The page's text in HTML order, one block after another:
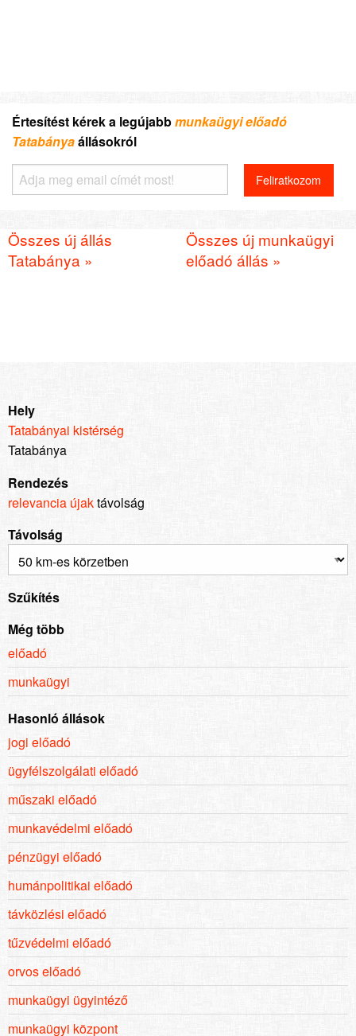
Értesítést kérek a legújabbmunkaügyi előadó
Tatabányaállásokról
Összes új állás
Tatabánya »
Összes új munkaügyi
előadó állás »
Hely
Tatabányai kistérség
Tatabánya
Rendezés
relevancia újaktávolság
Távolság
Szűkítés
Még több
előadó
munkaügyi
Hasonló állások
jogi előadó
ügyfélszolgálati előadó
műszaki előadó
munkavédelmi előadó
pénzügyi előadó
humánpolitikai előadó
távközlési előadó
tűzvédelmi előadó
orvos előadó
munkaügyi ügyintéző
munkaügyi központ